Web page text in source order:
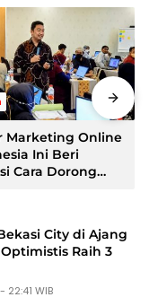
Marketing Online
Ini Beri
Cara Dorong
City di Ajang
Raih 3
WIB